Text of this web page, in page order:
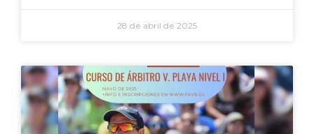
28 de abril de 2025